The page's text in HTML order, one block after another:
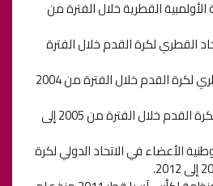
القطرية خلال الفترة من
القطري لكرة القدم خلال الفترة
• نائب رئيس الاتحاد القطري لكرة القدم خلال الفترة من 2004
• رئيس الاتحاد القطري لكرة القدم خلال الفترة من 2005 إلى
الأعضاء في الاتحاد الدولي لكرة